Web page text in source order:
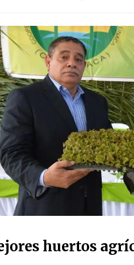
huertos